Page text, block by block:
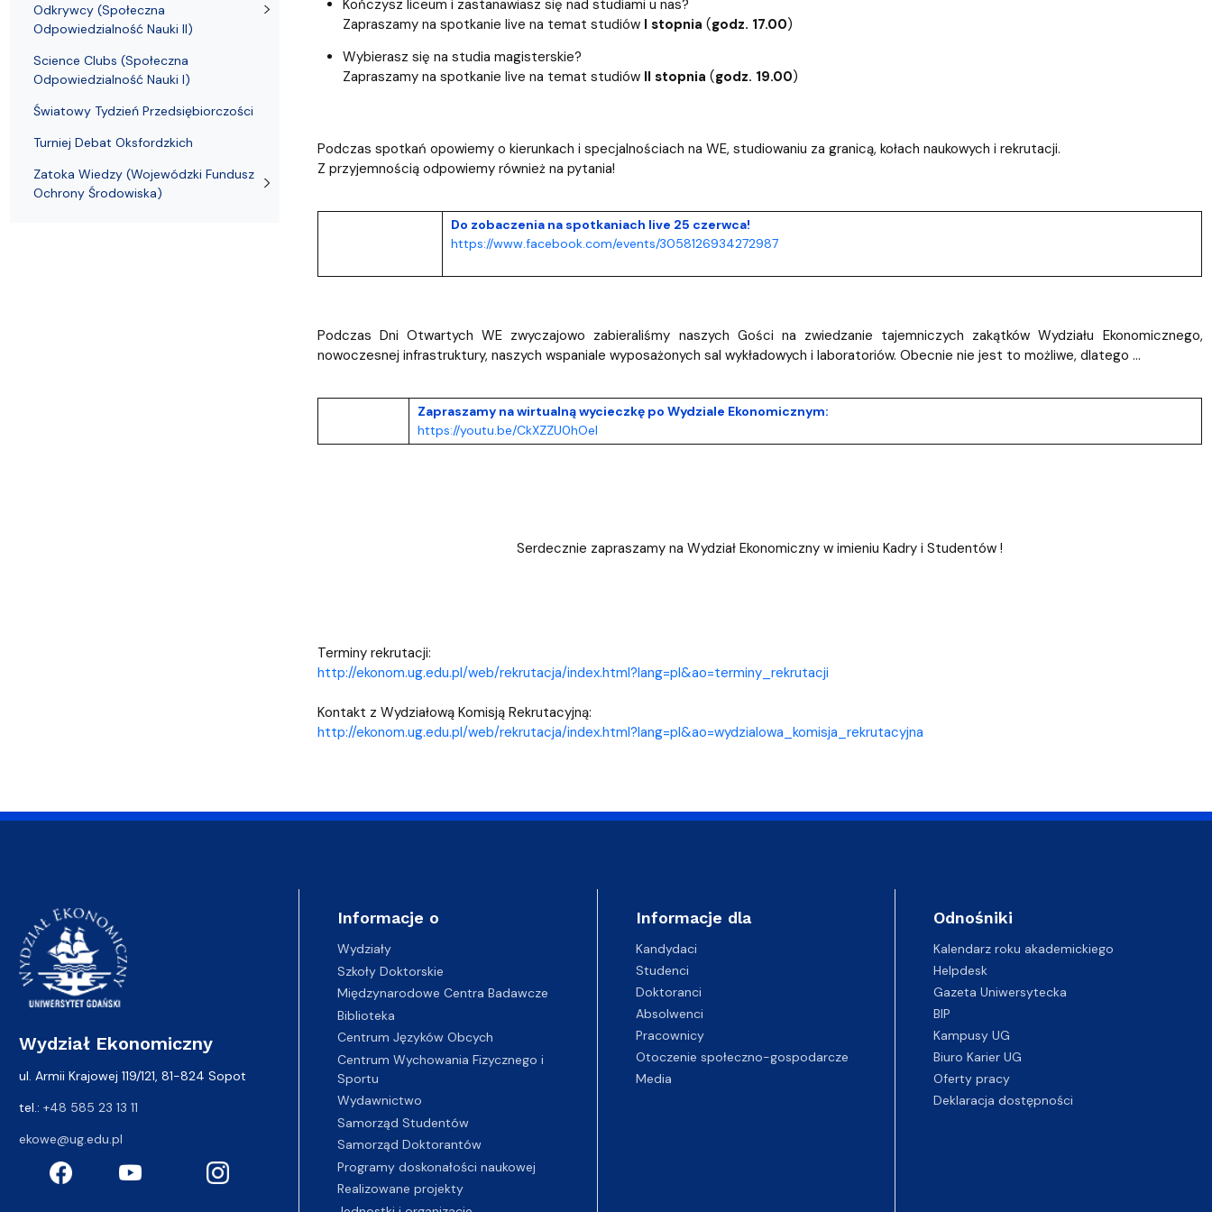
Kończysz liceum i zastanawiasz się nad studiami u nas?
Zapraszamy na spotkanie live na temat studiów I stopnia (godz. 17.00)
Wybierasz się na studia magisterskie?
Zapraszamy na spotkanie live na temat studiów II stopnia (godz. 19.00)
Podczas spotkań opowiemy o kierunkach i specjalnościach na WE, studiowaniu za granicą, kołach naukowych i rekrutacji.
Z przyjemnością odpowiemy również na pytania!
Do zobaczenia na spotkaniach live 25 czerwca!
https://www.facebook.com/events/3058126934272987
Podczas Dni Otwartych WE zwyczajowo zabieraliśmy naszych Gości na zwiedzanie tajemniczych zakątków Wydziału Ekonomicznego,
nowoczesnej infrastruktury, naszych wspaniale wyposażonych sal wykładowych i laboratoriów. Obecnie nie jest to możliwe, dlatego …
Zapraszamy na wirtualną wycieczkę po Wydziale Ekonomicznym:
https://youtu.be/CkXZZU0hOeI
Serdecznie zapraszamy na Wydział Ekonomiczny w imieniu Kadry i Studentów !
Terminy rekrutacji:
http://ekonom.ug.edu.pl/web/rekrutacja/index.html?lang=pl&ao=terminy_rekrutacji
Kontakt z Wydziałową Komisją Rekrutacyjną:
http://ekonom.ug.edu.pl/web/rekrutacja/index.html?lang=pl&ao=wydzialowa_komisja_rekrutacyjna
Odkrywcy (Społeczna
Odpowiedzialność Nauki II)
Science Clubs (Społeczna
Odpowiedzialność Nauki I)
Światowy Tydzień Przedsiębiorczości
Turniej Debat Oksfordzkich
Zatoka Wiedzy (Wojewódzki Fundusz
Ochrony Środowiska)
Wydział Ekonomiczny
ul. Armii Krajowej 119/121, 81-824 Sopot
tel.: +48 585 23 13 11
ekowe@ug.edu.pl
Informacje o
Wydziały
Szkoły Doktorskie
Międzynarodowe Centra Badawcze
Biblioteka
Centrum Języków Obcych
Centrum Wychowania Fizycznego i
Sportu
Wydawnictwo
Samorząd Studentów
Samorząd Doktorantów
Programy doskonałości naukowej
Realizowane projekty
Informacje dla
Kandydaci
Studenci
Doktoranci
Absolwenci
Pracownicy
Otoczenie społeczno-gospodarcze
Media
Odnośniki
Kalendarz roku akademickiego
Helpdesk
Gazeta Uniwersytecka
BIP
Kampusy UG
Biuro Karier UG
Oferty pracy
Deklaracja dostępności